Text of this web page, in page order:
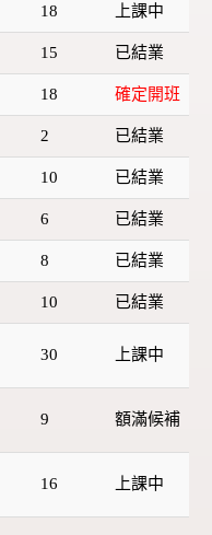
18 上課中
15 已結業
18 確定開班
2 已結業
10 已結業
6 已結業
8 已結業
10 已結業
30 上課中
9 額滿候補
16 上課中